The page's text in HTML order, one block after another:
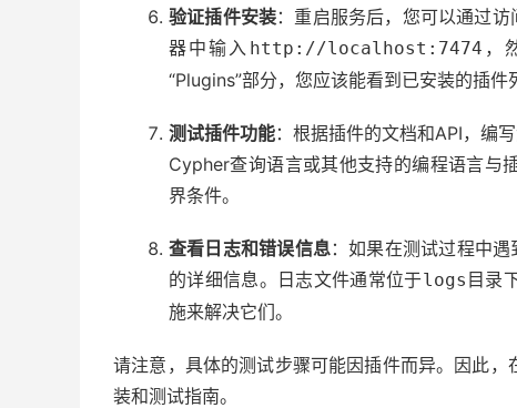
验证插件安装：重启服务后，您可以通过
器中输入 http://localhost:7474 ，
“Plugins”部分，您应该能看到已安装的插件
测试插件功能：根据插件的文档和API，编
Cypher查询语言或其他支持的编程语言与
界条件。
查看日志和错误信息：如果在测试过程中
的详细信息。日志文件通常位于logs 目录
施来解决它们。
请注意，具体的测试步骤可能因插件而异。因此
装和测试指南。